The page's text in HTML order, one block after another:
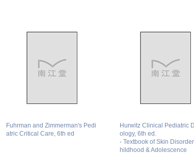
Fuhrman and Zimmerman's Pedi
atric Critical Care, 6th ed
Hurwitz Clinical Pediatric
ology, 6th ed.
- Textbook of Skin
hildhood & Adolescence